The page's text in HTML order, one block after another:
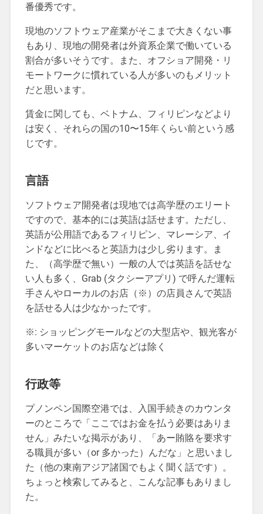
番優秀です。
現地のソフトウェア産業がそこまで大きくない事
もあり、現地の開発者は外資系企業で働いている
割合が多いそうです。また、オフショア開発・リ
モートワークに慣れている人が多いのもメリット
だと思います。
賃金に関しても、ベトナム、フィリピンなどより
は安く、それらの国の10〜15年くらい前という感
じです。
言語
ソフトウェア開発者は現地では高学歴のエリート
ですので、基本的には英語は話せます。ただし、
英語が公用語であるフィリピン、マレーシア、イ
ンドなどに比べると英語力は少し劣ります。ま
た、（高学歴で無い）一般の人では英語を話せな
い人も多く、Grab (タクシーアプリ) で呼んだ運転
手さんやローカルのお店（※）の店員さんで英語
を話せる人は少なかったです。
※: ショッピングモールなどの大型店や、観光客が
多いマーケットのお店などは除く
行政等
プノンペン国際空港では、入国手続きのカウンタ
ーのところで「ここではお金を払う必要はありま
せん」みたいな掲示があり、「あー賄賂を要求す
る職員が多い（or 多かった）んだな」と思いまし
た（他の東南アジア諸国でもよく聞く話です）。
ちょっと検索してみると、こんな記事もありまし
た。